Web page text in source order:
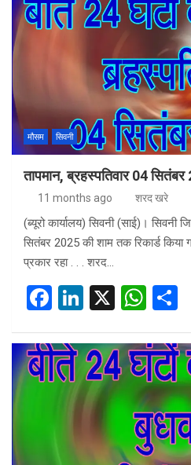
b
k
dI
s
A
p
p
e
मौसम सिवनी
तापमान, ब्रहस्पतिवार 04
11 months ago शरद खरे
(ब्यूरो कार्यालय) सिवनी (साई)। सिवनी
सितंबर 2025 की शाम तक रिकार्ड किया
प्रकार रहा . . . शरद…
F
ce
b
k
Li
ke
dI
n
X
W
at
s
A
p
p
e